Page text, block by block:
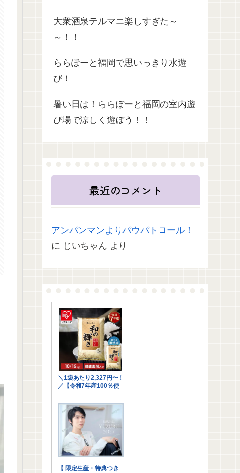
大衆酒泉テルマエ楽しすぎた～
～！！
ららぽーと福岡で思いっきり水遊
び！
暑い日は！ららぽーと福岡の室内遊
び場で涼しく遊ぼう！！
最近のコメント
アンパンマンよりパウパトロール！
に じいちゃん より